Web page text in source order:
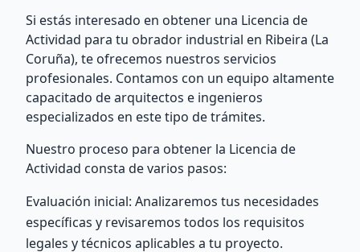
Si estás interesado en obtener una Licencia de
Actividad para tu obrador industrial en Ribeira (La
Coruña), te ofrecemos nuestros servicios
profesionales. Contamos con un equipo altamente
capacitado de arquitectos e ingenieros
especializados en este tipo de trámites.
Nuestro proceso para obtener la Licencia de
Actividad consta de varios pasos:
Evaluación inicial: Analizaremos tus necesidades
específicas y revisaremos todos los requisitos
legales y técnicos aplicables a tu proyecto.